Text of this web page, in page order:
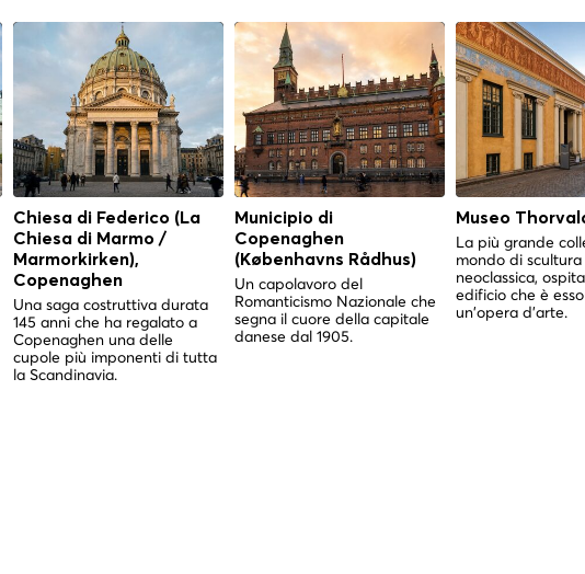
Chiesa di Federico (La
Chiesa di Marmo /
Marmorkirken),
Copenaghen
Una saga costruttiva durata
145 anni che ha regalato a
Copenaghen una delle
cupole più imponenti di tutta
la Scandinavia.
Municipio di
Copenaghen
(Københavns Rådhus)
Un capolavoro del
Romanticismo Nazionale che
segna il cuore della capitale
danese dal 1905.
Museo
La più grande
mondo di scultura
neoclassica,
edificio che è
un'opera d'arte.